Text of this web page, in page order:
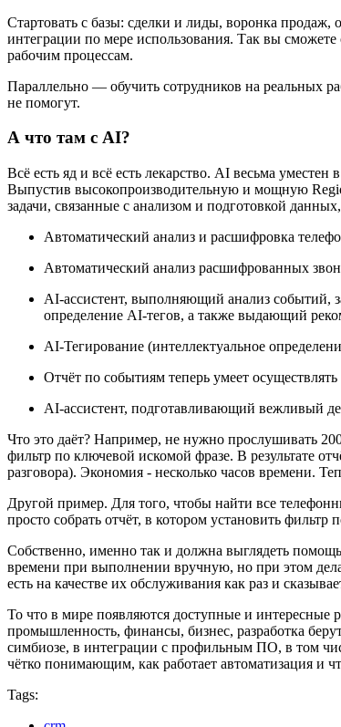
Стартовать с базы: сделки и лиды, воронка
интеграции по мере использования. Так вы
рабочим процессам.
Параллельно — обучить сотрудников на реальных
не помогут.
А что там с AI?
Всё есть яд и всё есть лекарство. AI весьма
Выпустив высокопроизводительную и мощную
задачи, связанные с анализом и подготовкой
Автоматический анализ и расшифровка
Автоматический анализ расшифрованных
AI-ассистент, выполняющий анализ событий,
определение AI-тегов, а также выдающий
AI-Тегирование (интеллектуальное
Отчёт по событиям теперь умеет
AI-ассистент, подготавливающий вежливый
Что это даёт? Например, не нужно прослушивать
фильтр по ключевой искомой фразе. В результате
разговора). Экономия - несколько часов времени.
Другой пример. Для того, чтобы найти все
просто собрать отчёт, в котором установить
Собственно, именно так и должна выглядеть
времени при выполнении вручную, но при этом
есть на качестве их обслуживания как раз и
То что в мире появляются доступные и
промышленность, финансы, бизнес, разработка
симбиозе, в интеграции с профильным ПО, в том
чётко понимающим, как работает автоматизация и
Tags: